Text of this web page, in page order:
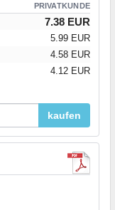
PRIVATKUNDE
7.38 EUR
5.99 EUR
4.58 EUR
4.12 EUR
kaufen